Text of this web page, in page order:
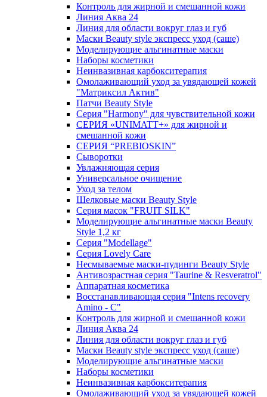
Контроль для жирной и смешанной кожи
Линия Аква 24
Линия для области вокруг глаз и губ
Маски Beauty style экспресс уход (саше)
Моделирующие альгинатные маски
Наборы косметики
Неинвазивная карбокситерапия
Омолаживающий уход за увядающей кожей
"Матриксил Актив"
Патчи Beauty Style
Серия "Harmony" для чувствительной кожи
СЕРИЯ «UNIMATT+» для жирной и
смешанной кожи
СЕРИЯ “PREBIOSKIN”
Сыворотки
Увлажняющая серия
Универсальное очищение
Уход за телом
Шелковые маски Beauty Style
Серия масок "FRUIT SILK"
Моделирующие альгинатные маски Beauty
Style 1,2 кг
Серия "Modellage"
Cерия Lovely Care
Несмываемые маски-пудинги Beauty Style
Антивозрастная серия "Taurine & Resveratrol"
Аппаратная косметика
Восстанавливающая серия "Intens recovery
Amino - C"
Контроль для жирной и смешанной кожи
Линия Аква 24
Линия для области вокруг глаз и губ
Маски Beauty style экспресс уход (саше)
Моделирующие альгинатные маски
Наборы косметики
Неинвазивная карбокситерапия
Омолаживающий уход за увядающей кожей